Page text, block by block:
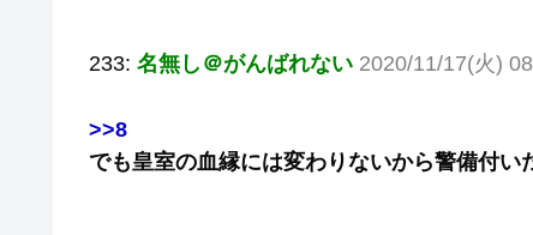
233: 名無し＠がんばれない 2020/11/17(火)
>>8
でも皇室の血縁には変わりないから警備付い